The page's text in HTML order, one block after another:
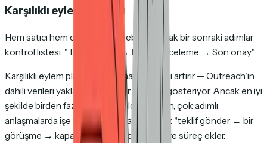
Karşılıklı eylem planları
Hem satıcı hem de alıcının görebildiği ortak bir sonraki adımlar
kontrol listesi. "Teklifi incele → Hukuki inceleme → Son onay."
Karşılıklı eylem planları kazanma oranlarını artırır — Outreach'in
dahili verileri yaklaşık %26'lık bir iyileşme gösteriyor. Ancak en iyi
şekilde birden fazla paydaşın olduğu uzun, çok adımlı
anlaşmalarda işe yararlar. Tipik anlaşmanız "teklif gönder → bir
görüşme → kapat" ise, MAP gereksiz yere süreç ekler.